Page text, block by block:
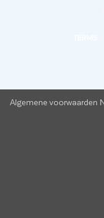
Algemene voorwaarden